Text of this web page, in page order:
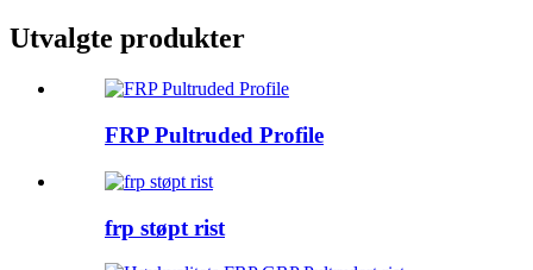
Utvalgte produkter
FRP Pultruded Profile
frp støpt rist